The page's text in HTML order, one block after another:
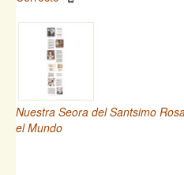
Nuestra Seora del Santsimo
el Mundo